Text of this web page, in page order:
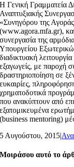
Η Γενική Γραμματεία
Αναπτυξιακής
«Συνηγόρου της
(www.agora.mfa.gr),
συνεργασία της
Υπουργείου
διαδικτυακή
εξαγωγείς, με παροχή
δραστηριοποίηση σε
ευκαιρίες,
χρηματοδοτικά
που ανακύπτουν από
εξατομικευμένα
(business mentoring)
5 Αυγούστου, 2015|
Μοιράσου αυτό το